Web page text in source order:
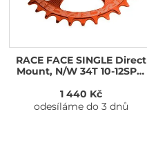
RACE FACE SINGLE Direct
Mount, N/W 34T 10-12SPD
1 440 Kč
odesíláme do 3 dnů